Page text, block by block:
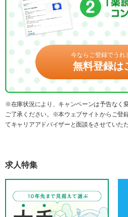
今ならご登録でうれ
無料登録は
※在庫状況により、キャンペーンは予告なく
ご了承ください。※本ウェブサイトからご登
てキャリアアドバイザーと面談をさせていた
求人特集